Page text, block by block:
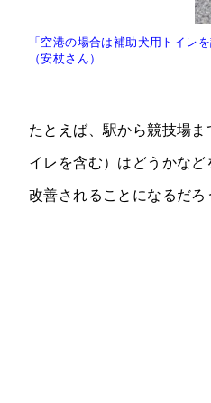
「空港の場合は補助犬用トイレ
（安杖さん）
たとえば、駅から競技場
イレを含む）はどうかな
改善されることになるだろ